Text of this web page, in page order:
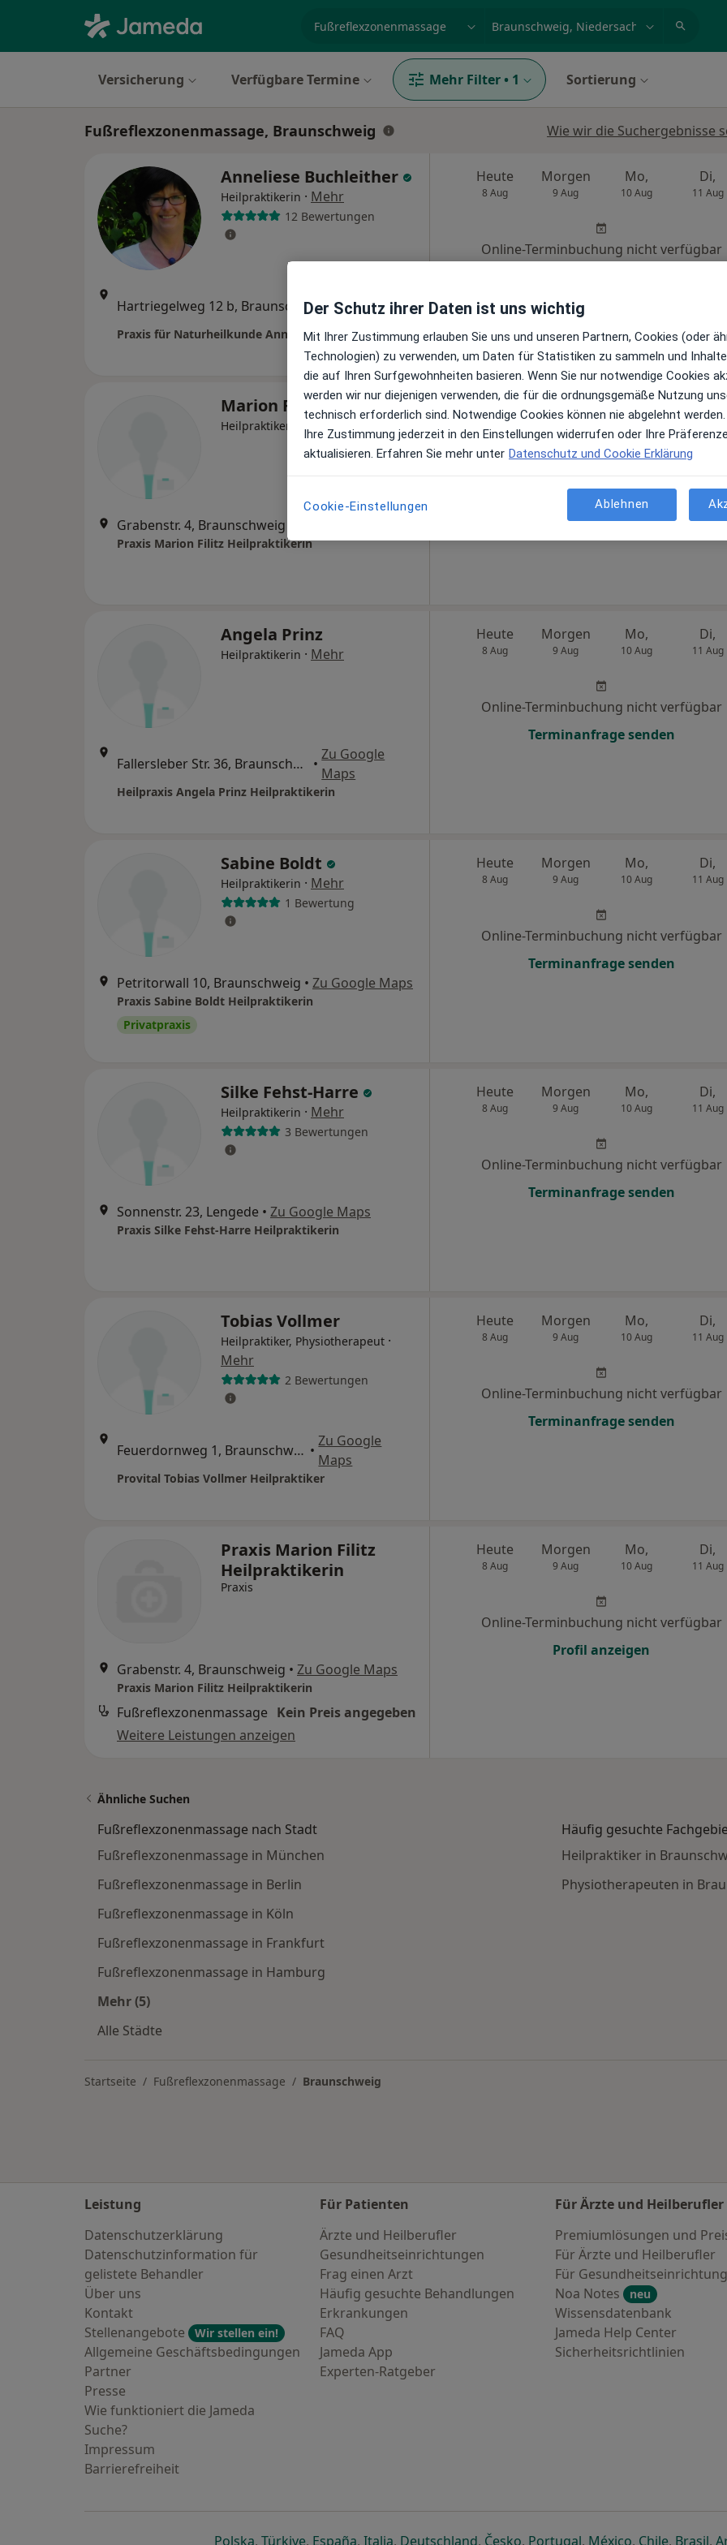
Versicherung Verfügbare Termine Mehr Filter • 1 Sortierung
Fußreflexzonenmassage, Braunschweig Wie wir die Suchergebnisse
Anneliese Buchleither
Heilpraktikerin · Mehr
12 Bewertungen
Hartriegelweg 12 b, Braunschweig •
Maps
Praxis für Naturheilkunde Anneliese Buchleither Heilpraktikerin
Heute
8 Aug
Morgen
9 Aug
Mo,
10 Aug
Di,
11 Aug
Online-Terminbuchung nicht verfügbar
Marion Filitz
Heilpraktikerin · Mehr
Grabenstr. 4, Braunschweig
Praxis Marion Filitz Heilpraktikerin
Heute
8 Aug
Morgen
9 Aug
Mo,
10 Aug
Di,
11 Aug
Terminanfrage senden
Angela Prinz
Heilpraktikerin · Mehr
Fallersleber Str. 36, Braunschweig •
Zu Google
Maps
Heilpraxis Angela Prinz Heilpraktikerin
Heute
8 Aug
Morgen
9 Aug
Mo,
10 Aug
Di,
11 Aug
Online-Terminbuchung nicht verfügbar
Terminanfrage senden
Sabine Boldt
Heilpraktikerin · Mehr
1 Bewertung
Petritorwall 10, Braunschweig • Zu Google Maps
Praxis Sabine Boldt Heilpraktikerin
Privatpraxis
Heute
8 Aug
Morgen
9 Aug
Mo,
10 Aug
Di,
11 Aug
Online-Terminbuchung nicht verfügbar
Terminanfrage senden
Silke Fehst-Harre
Heilpraktikerin · Mehr
3 Bewertungen
Sonnenstr. 23, Lengede • Zu Google Maps
Praxis Silke Fehst-Harre Heilpraktikerin
Heute
8 Aug
Morgen
9 Aug
Mo,
10 Aug
Di,
11 Aug
Online-Terminbuchung nicht verfügbar
Terminanfrage senden
Tobias Vollmer
Heilpraktiker, Physiotherapeut ·
Mehr
2 Bewertungen
Feuerdornweg 1, Braunschweig •
Zu Google
Maps
Provital Tobias Vollmer Heilpraktiker
Heute
8 Aug
Morgen
9 Aug
Mo,
10 Aug
Di,
11 Aug
Online-Terminbuchung nicht verfügbar
Terminanfrage senden
Praxis Marion Filitz
Heilpraktikerin
Praxis
Grabenstr. 4, Braunschweig • Zu Google Maps
Praxis Marion Filitz Heilpraktikerin
Fußreflexzonenmassage Kein Preis angegeben
Weitere Leistungen anzeigen
Heute
8 Aug
Morgen
9 Aug
Mo,
10 Aug
Di,
11 Aug
Online-Terminbuchung nicht verfügbar
Profil anzeigen
Ähnliche Suchen
Fußreflexzonenmassage nach Stadt
Fußreflexzonenmassage in München
Fußreflexzonenmassage in Berlin
Fußreflexzonenmassage in Köln
Fußreflexzonenmassage in Frankfurt
Fußreflexzonenmassage in Hamburg
Mehr (5)
Alle Städte
Häufig gesuchte
Heilpraktiker in
Physiotherapeuten in
Startseite Fußreflexzonenmassage Braunschweig
Leistung
Datenschutzerklärung
Datenschutzinformation für
gelistete Behandler
Über uns
Kontakt
Stellenangebote
Wir stellen ein!
Allgemeine Geschäftsbedingungen
Partner
Presse
Wie funktioniert die Jameda
Suche?
Impressum
Barrierefreiheit
Für Patienten
Ärzte und Heilberufler
Gesundheitseinrichtungen
Frag einen Arzt
Häufig gesuchte Behandlungen
Erkrankungen
FAQ
Jameda App
Experten-Ratgeber
Für Ärzte und Heilberufler
Premiumlösungen und
Für Ärzte und Heilberufler
Für
Noa Notes
neu
Wissensdatenbank
Jameda Help Center
Sicherheitsrichtlinien
Polskaöffnet in einer neuen Registerkarte
, Türkiyeöffnet in einer neuen Registerkarte
, Españaöffnet in einer neuen Registerkarte
, Italiaöffnet in einer neuen Registerkarte
, Deutschlandöffnet in einer neuen Registerkarte
, Českoöffnet in einer neuen
, Portugalöffnet in einer neuen
, Méxicoöffnet in einer
, Chileöffnet in
, Brasil,
Der Schutz ihrer Daten ist uns wichtig
Mit Ihrer Zustimmung erlauben Sie uns und unseren Partnern, Cookies (oder
Technologien) zu verwenden, um Daten für Statistiken zu sammeln und
die auf Ihren Surfgewohnheiten basieren. Wenn Sie nur notwendige Cookies
werden wir nur diejenigen verwenden, die für die ordnungsgemäße Nutzung
technisch erforderlich sind. Notwendige Cookies können nie abgelehnt werden.
Ihre Zustimmung jederzeit in den Einstellungen widerrufen oder Ihre
aktualisieren. Erfahren Sie mehr unter Datenschutz und Cookie Erklärung
Cookie-Einstellungen Ablehnen